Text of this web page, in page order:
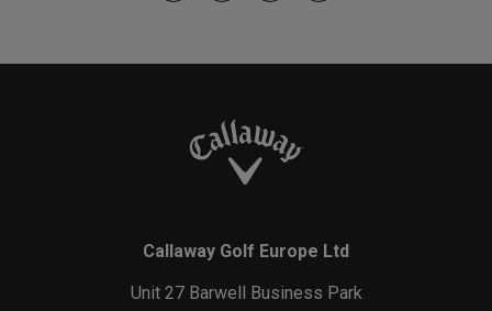
Callaway Golf Europe Ltd
Unit 27 Barwell Business Park